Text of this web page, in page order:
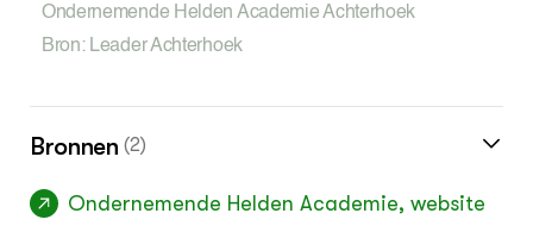
Ondernemende Helden Academie Achterhoek
Bron: Leader Achterhoek
Bronnen (2)
Ondernemende Helden Academie, website